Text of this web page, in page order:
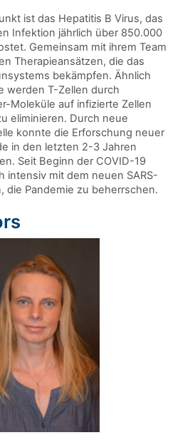
ist das Hepatitis B Virus, das
Infektion jährlich über 850.000
Gemeinsam mit ihrem Team
Therapieansätzen, die das
bekämpfen. Ähnlich
werden T-Zellen durch
Moleküle auf infizierte Zellen
eliminieren. Durch neue
konnte die Erforschung neuer
in den letzten 2-3 Jahren
Seit Beginn der COVID-19
intensiv mit dem neuen SARS-
die Pandemie zu beherrschen.